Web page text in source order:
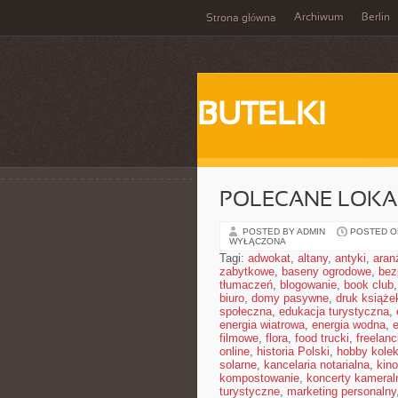
Strona główna Archiwum Berlin
BUTELKI
POLECANE
POSTED BY ADMIN POSTED
WYŁĄCZONA
Tagi: adwokat, altany, antyki,
zabytkowe, baseny ogrodowe,
tłumaczeń, blogowanie, book club,
biuro, domy pasywne, druk
społeczna, edukacja turystyczna,
energia wiatrowa, energia wodna,
filmowe, flora, food trucki,
online, historia Polski, hobby
solarne, kancelaria notarialna,
kompostowanie, koncerty
turystyczne, marketing personalny,